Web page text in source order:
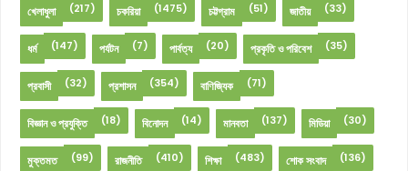
খেলাধুলা (217) চকরিয়া (1475) চট্টগ্রাম (51) জাতীয় (33)
ধর্ম (147) পর্যটন (7) পার্বত্য (20) প্রকৃতি ও পরিবেশ (35)
প্রবাসী (32) প্রশাসন (354) বাণিজ্যিক (71)
বিজ্ঞান ও প্রযুক্তি (18) বিনোদন (14) মানবতা (137) মিডিয়া (30)
মুক্তমত (99) রাজনীতি (410) শিক্ষা (483) শোক সংবাদ (136)